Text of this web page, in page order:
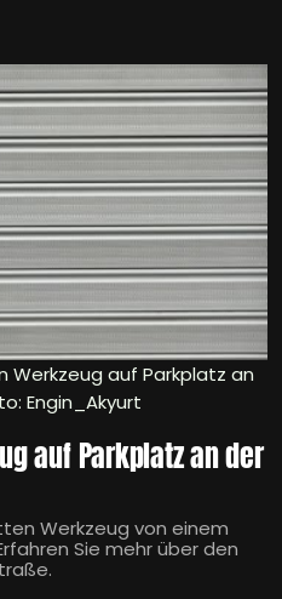
Werkzeug auf Parkplatz an
Engin_Akyurt
auf Parkplatz an der
Werkzeug von einem
Sie mehr über den